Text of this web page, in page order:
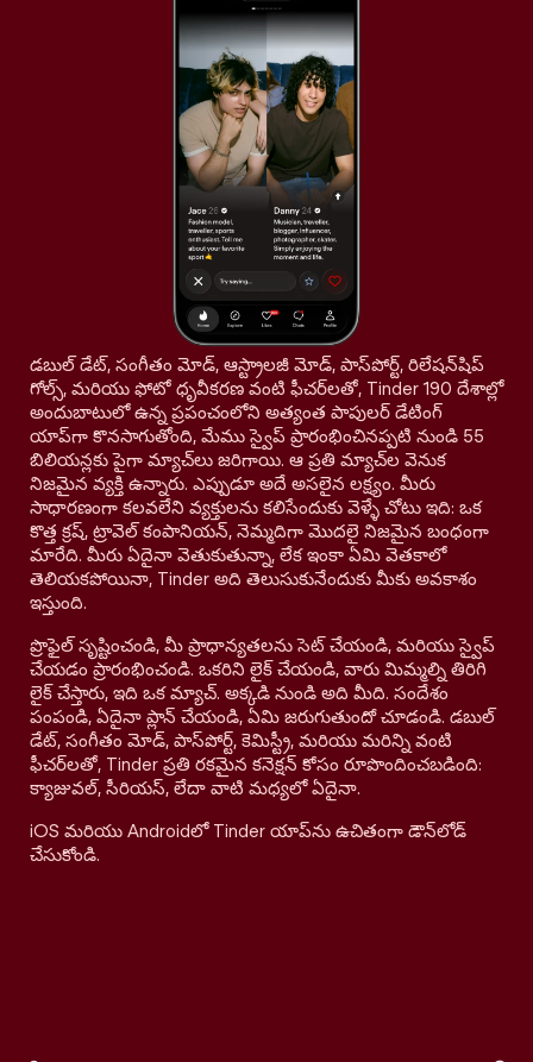
డబుల్ డేట్, సంగీతం మోడ్, ఆస్ట్రాలజీ మోడ్, పాస్‌పోర్ట్, రిలేషన్‌షిప్
గోల్స్, మరియు ఫోటో ధృవీకరణ వంటి ఫీచర్‌లతో, Tinder 190 దేశాల్లో
అందుబాటులో ఉన్న ప్రపంచంలోని అత్యంత పాపులర్ డేటింగ్
యాప్‌గా కొనసాగుతోంది, మేము స్వైప్ ప్రారంభించినప్పటి నుండి 55
బిలియన్లకు పైగా మ్యాచ్‌లు జరిగాయి. ఆ ప్రతి మ్యాచ్‌ల వెనుక
నిజమైన వ్యక్తి ఉన్నారు. ఎప్పుడూ అదే అసలైన లక్ష్యం. మీరు
సాధారణంగా కలవలేని వ్యక్తులను కలిసేందుకు వెళ్ళే చోటు ఇది: ఒక
కొత్త క్రష్, ట్రావెల్ కంపానియన్, నెమ్మదిగా మొదలై నిజమైన బంధంగా
మారేది. మీరు ఏదైనా వెతుకుతున్నా, లేక ఇంకా ఏమి వెతకాలో
తెలియకపోయినా, Tinder అది తెలుసుకునేందుకు మీకు అవకాశం
ఇస్తుంది.
ప్రొఫైల్ సృష్టించండి, మీ ప్రాధాన్యతలను సెట్ చేయండి, మరియు స్వైప్
చేయడం ప్రారంభించండి. ఒకరిని లైక్ చేయండి, వారు మిమ్మల్ని తిరిగి
లైక్ చేస్తారు, ఇది ఒక మ్యాచ్. అక్కడి నుండి అది మీది. సందేశం
పంపండి, ఏదైనా ప్లాన్ చేయండి, ఏమి జరుగుతుందో చూడండి. డబుల్
డేట్, సంగీతం మోడ్, పాస్‌పోర్ట్, కెమిస్ట్రీ, మరియు మరిన్ని వంటి
ఫీచర్‌లతో, Tinder ప్రతి రకమైన కనెక్షన్ కోసం రూపొందించబడింది:
క్యాజువల్, సీరియస్, లేదా వాటి మధ్యలో ఏదైనా.
iOS మరియు Androidలో Tinder యాప్‌ను ఉచితంగా డౌన్‌లోడ్
చేసుకోండి.